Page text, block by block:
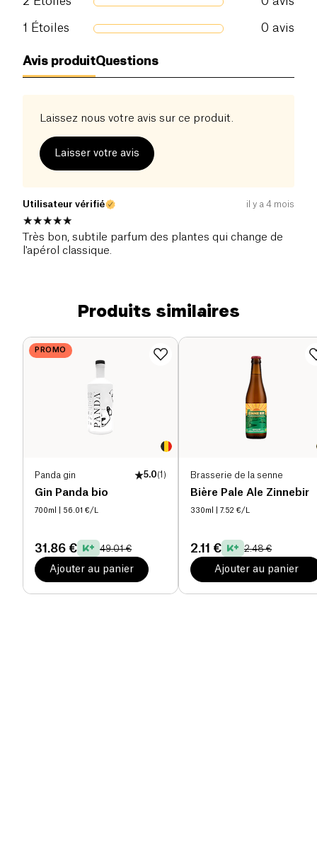
partage et de plaisir inoubliables.
1 Étoiles 0 avis
Avis produitQuestions
Laissez nous votre avis sur ce produit.
Laisser votre avis
Utilisateur vérifié il y a 4 mois
Très bon, subtile parfum des plantes qui change de
l'apérol classique.
Produits similaires
PROMO
Panda gin 5.0(1 )
Gin Panda bio
700ml | 56.01 €/L
31.86 € 49.01 €
Ajouter au panier
Brasserie de la senne
Bière Pale Ale Zinnebir
330ml | 7.52 €/L
2.11 € 2.48 €
Ajouter au panier